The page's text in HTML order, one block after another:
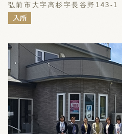
弘前市大字高杉字長谷野143-1